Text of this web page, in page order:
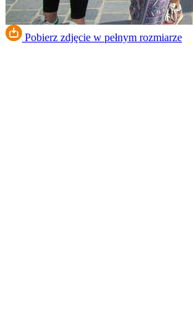
Pobierz zdjęcie w pełnym rozmiarze